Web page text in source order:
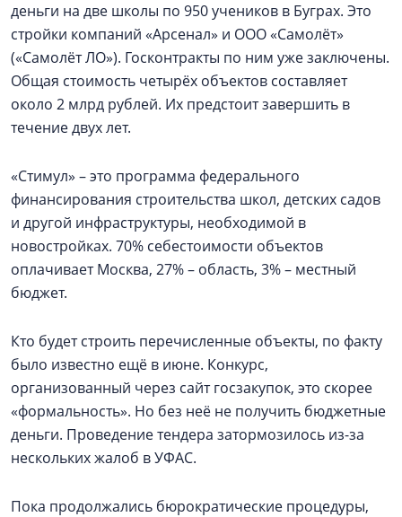
деньги на две школы по 950 учеников в Буграх. Это
стройки компаний «Арсенал» и ООО «Самолёт»
(«Самолёт ЛО»). Госконтракты по ним уже заключены.
Общая стоимость четырёх объектов составляет
около 2 млрд рублей. Их предстоит завершить в
течение двух лет.
«Стимул» – это программа федерального
финансирования строительства школ, детских садов
и другой инфраструктуры, необходимой в
новостройках. 70% себестоимости объектов
оплачивает Москва, 27% – область, 3% – местный
бюджет.
Кто будет строить перечисленные объекты, по факту
было известно ещё в июне. Конкурс,
организованный через сайт госзакупок, это скорее
«формальность». Но без неё не получить бюджетные
деньги. Проведение тендера затормозилось из-за
нескольких жалоб в УФАС.
Пока продолжались бюрократические процедуры,